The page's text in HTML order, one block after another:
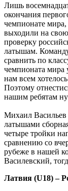
Лишь
окончания
чемпионате
выходили на
проверку
латышам.
сравнить по
чемпионата мира
нам всем
Поэтому
нашим ребятам
Михаил Васильев
латышами
четыре тройки
сравнению со
рубеже в нашей
Василевский,
Латвия (U18) –